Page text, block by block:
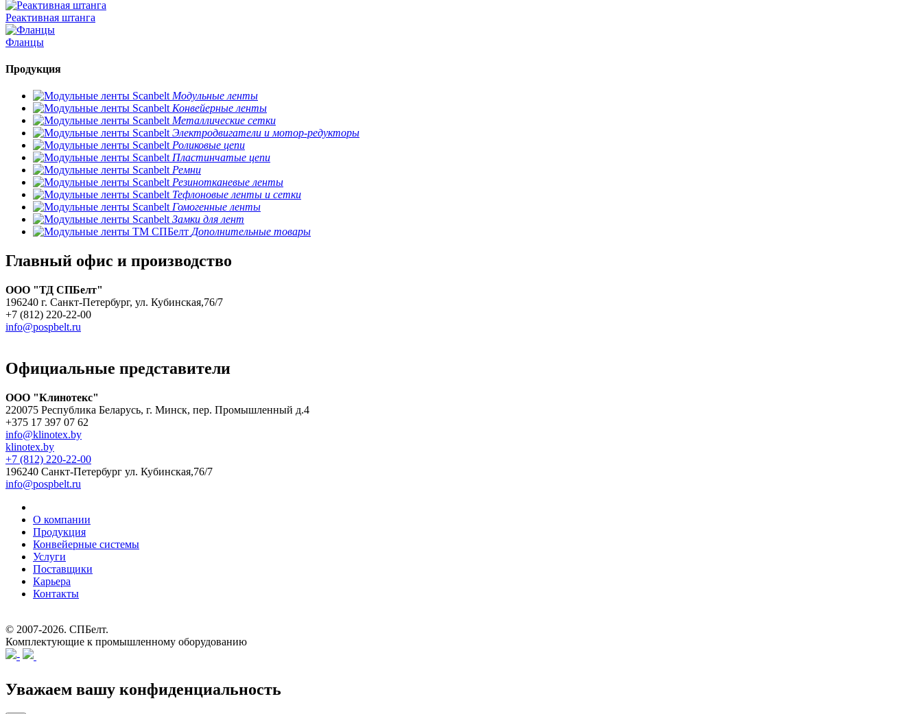
Реактивная штанга
Фланцы
Продукция
Модульные ленты
Конвейерные ленты
Металлические сетки
Электродвигатели и мотор-редукторы
Роликовые цепи
Пластинчатые цепи
Ремни
Резинотканевые ленты
Тефлоновые ленты и сетки
Гомогенные ленты
Замки для лент
Дополнительные товары
Главный офис и производство
ООО "ТД СПБелт"
196240 г. Санкт-Петербург, ул. Кубинская,76/7
+7 (812) 220-22-00
info@pospbelt.ru
Официальные представители
ООО "Клинотекс"
220075 Республика Беларусь, г. Минск, пер. Промышленный д.4
+375 17 397 07 62
info@klinotex.by
klinotex.by
+7 (812) 220-22-00
196240 Санкт-Петербург ул. Кубинская,76/7
info@pospbelt.ru
О компании
Продукция
Конвейерные системы
Услуги
Поставщики
Карьера
Контакты
© 2007-2026. СПБелт.
Комплектующие к промышленному оборудованию
Уважаем вашу конфиденциальность